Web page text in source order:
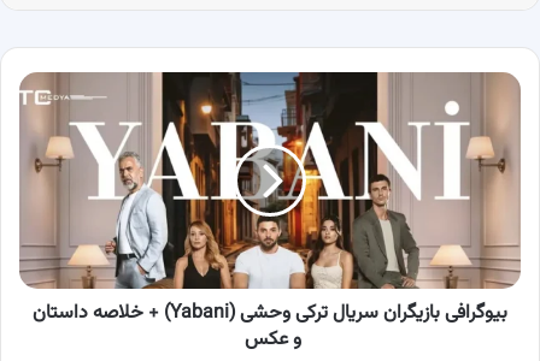
بیوگرافی
سریال
ترکی
وحشی
خلاصه
داستان
بیوگرافی بازیگران سریال ترکی وحشی (Yabani) + خلاصه داستان
و عکس